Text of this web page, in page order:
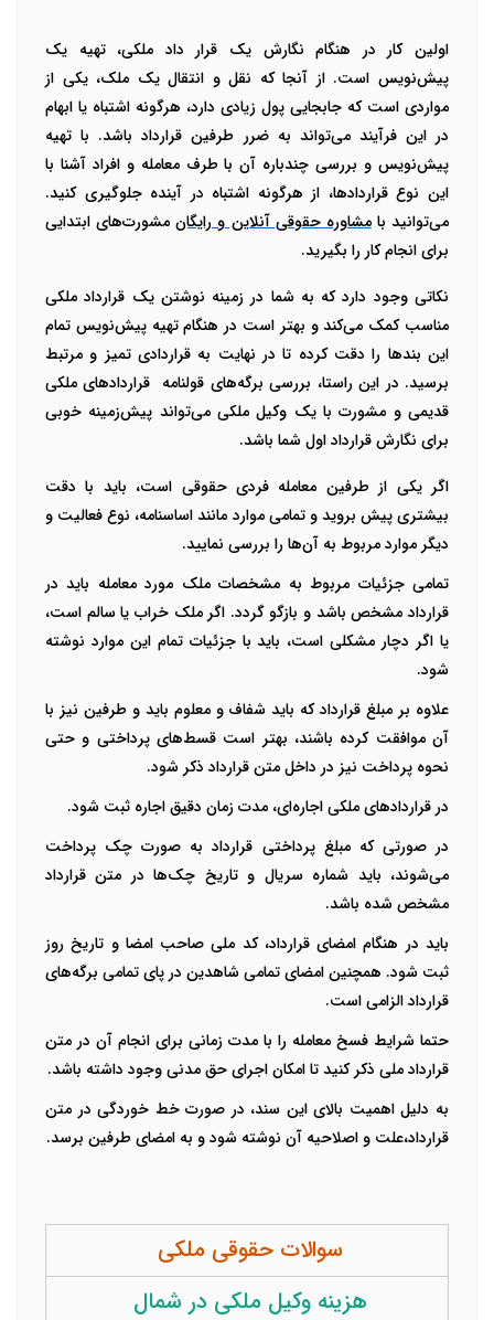
اولین کار در هنگام نگارش یک قرار داد ملکی، تهیه یک
پیش‌نویس است. از آنجا که نقل و انتقال یک ملک، یکی از
مواردی است که جابجایی پول زیادی دارد، هرگونه اشتباه یا ابهام
در این فرآیند می‌تواند به ضرر طرفین قرارداد باشد. با تهیه
پیش‌نویس و بررسی چندباره آن با طرف معامله و افراد آشنا با
این نوع قراردادها، از هرگونه اشتباه در آینده جلوگیری کنید.
می‌توانید بامشاوره حقوقی آنلاین و رایگانمشورت‌های ابتدایی
برای انجام کار را بگیرید.
نکاتی وجود دارد که به شما در زمینه نوشتن یک قرارداد ملکی
مناسب کمک می‌کند و بهتر است در هنگام تهیه پیش‌نویس تمام
این بندها را دقت کرده تا در نهایت به قراردادی تمیز و مرتبط
برسید. در این راستا، بررسی برگه‌های قولنامه قراردادهای ملکی
قدیمی و مشورت با یک وکیل ملکی می‌تواند پیش‌زمینه خوبی
برای نگارش قرارداد اول شما باشد.
اگر یکی از طرفین معامله فردی حقوقی است، باید با دقت
بیشتری پیش بروید و تمامی موارد مانند اساسنامه، نوع فعالیت و
دیگر موارد مربوط به آن‌ها را بررسی نمایید.
تمامی جزئیات مربوط به مشخصات ملک مورد معامله باید در
قرارداد مشخص باشد و بازگو گردد. اگر ملک خراب یا سالم است،
یا اگر دچار مشکلی است، باید با جزئیات تمام این موارد نوشته
شود.
علاوه بر مبلغ قرارداد که باید شفاف و معلوم باید و طرفین نیز با
آن موافقت کرده باشند، بهتر است قسط‌های پرداختی و حتی
نحوه پرداخت نیز در داخل متن قرارداد ذکر شود.
در قراردادهای ملکی اجاره‌ای، مدت زمان دقیق اجاره ثبت شود.
در صورتی که مبلغ پرداختی قرارداد به صورت چک پرداخت
می‌شوند، باید شماره سریال و تاریخ چک‌ها در متن قرارداد
مشخص شده باشد.
باید در هنگام امضای قرارداد، کد ملی صاحب امضا و تاریخ روز
ثبت شود. همچنین امضای تمامی شاهدین در پای تمامی برگه‌های
قرارداد الزامی است.
حتما شرایط فسخ معامله را با مدت زمانی برای انجام آن در متن
قرارداد ملی ذکر کنید تا امکان اجرای حق مدنی وجود داشته باشد.
به دلیل اهمیت بالای این سند، در صورت خط خوردگی در متن
قرارداد،‌علت و اصلاحیه آن نوشته شود و به امضای طرفین برسد.
سوالات حقوقی ملکی
هزینه وکیل ملکی در شمال